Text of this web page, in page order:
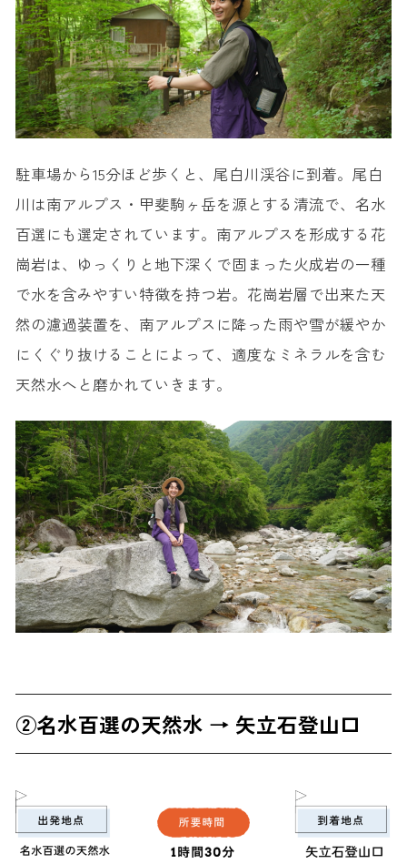
駐車場から15分ほど歩くと、尾白川渓谷に到着。尾白
川は南アルプス・甲斐駒ヶ岳を源とする清流で、名水
百選にも選定されています。南アルプスを形成する花
崗岩は、ゆっくりと地下深くで固まった火成岩の一種
で水を含みやすい特徴を持つ岩。花崗岩層で出来た天
然の濾過装置を、南アルプスに降った雨や雪が緩やか
にくぐり抜けることによって、適度なミネラルを含む
天然水へと磨かれていきます。
②名水百選の天然水 → 矢立石登山口